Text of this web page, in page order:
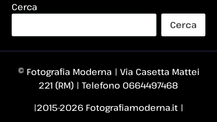
Cerca
Cerca
© Fotografia Moderna | Via Casetta Mattei
221 (RM) | Telefono 0664497468
|2015–2026 Fotografiamoderna.it |